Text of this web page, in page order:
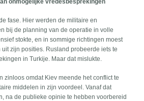
fase. Hier werden de militaire en
bij de planning van de operatie in volle
stokte, en in sommige richtingen moest
zijn posities. Rusland probeerde iets te
in Turkije. Maar dat mislukte.
zinloos omdat Kiev meende het conflict te
middelen in zijn voordeel. Vanaf dat
na de publieke opinie te hebben voorbereid